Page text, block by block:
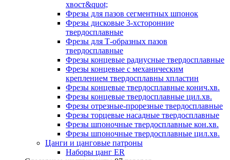
хвост&quot;
Фрезы для пазов сегментных шпонок
Фрезы дисковые 3-хсторонние
твердосплавные
Фрезы для Т-образных пазов
твердосплавные
Фрезы концевые радиусные твердосплавные
Фрезы концевые с механическим
креплением твердосплавны хпластин
Фрезы концевые твердосплавные конич.хв.
Фрезы концевые твердосплавные цил.хв.
Фрезы отрезные-прорезные твердосплавные
Фрезы торцевые насадные твердосплавные
Фрезы шпоночные твердосплавные кон.хв.
Фрезы шпоночные твердосплавные цил.хв.
Цанги и цанговые патроны
Наборы цанг ER